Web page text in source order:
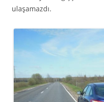
ulaşamazdı.